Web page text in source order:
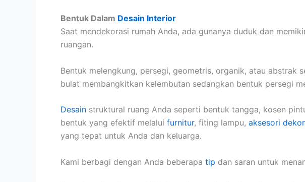
Bentuk Dalam Desain Interior
Saat mendekorasi rumah Anda, ada gunanya duduk dan
ruangan.
Bentuk melengkung, persegi, geometris, organik, atau abstrak
bulat membangkitkan kelembutan sedangkan bentuk persegi
Desain struktural ruang Anda seperti bentuk tangga, kosen
bentuk yang efektif melalui furnitur, fiting lampu, aksesori
yang tepat untuk Anda dan keluarga.
Kami berbagi dengan Anda beberapa tip dan saran untuk